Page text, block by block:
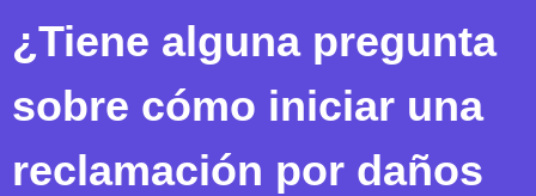
¿Tiene alguna pregunta
sobre cómo iniciar una
reclamación por daños